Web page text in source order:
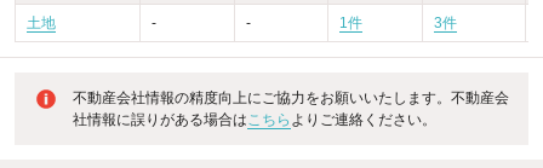
土地 - - 1件 3件
不動産会社情報の精度向上にご協力をお願いいたします。不動産会
社情報に誤りがある場合はこちら よりご連絡ください。